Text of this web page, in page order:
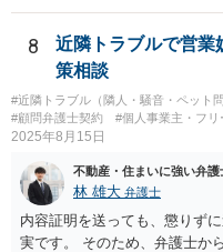
つかるまで探されるのはどう
8
近隣トラブルで営業
策相談
#近隣トラブル（隣人・騒音・ペット問
#顧問弁護士契約
#個人事業主・フリ
2025年8月15日
不動産・住まいに強い弁護
林 雄大 弁護士
内容証明を送っても、懲りず
実です。 そのため、弁護士か